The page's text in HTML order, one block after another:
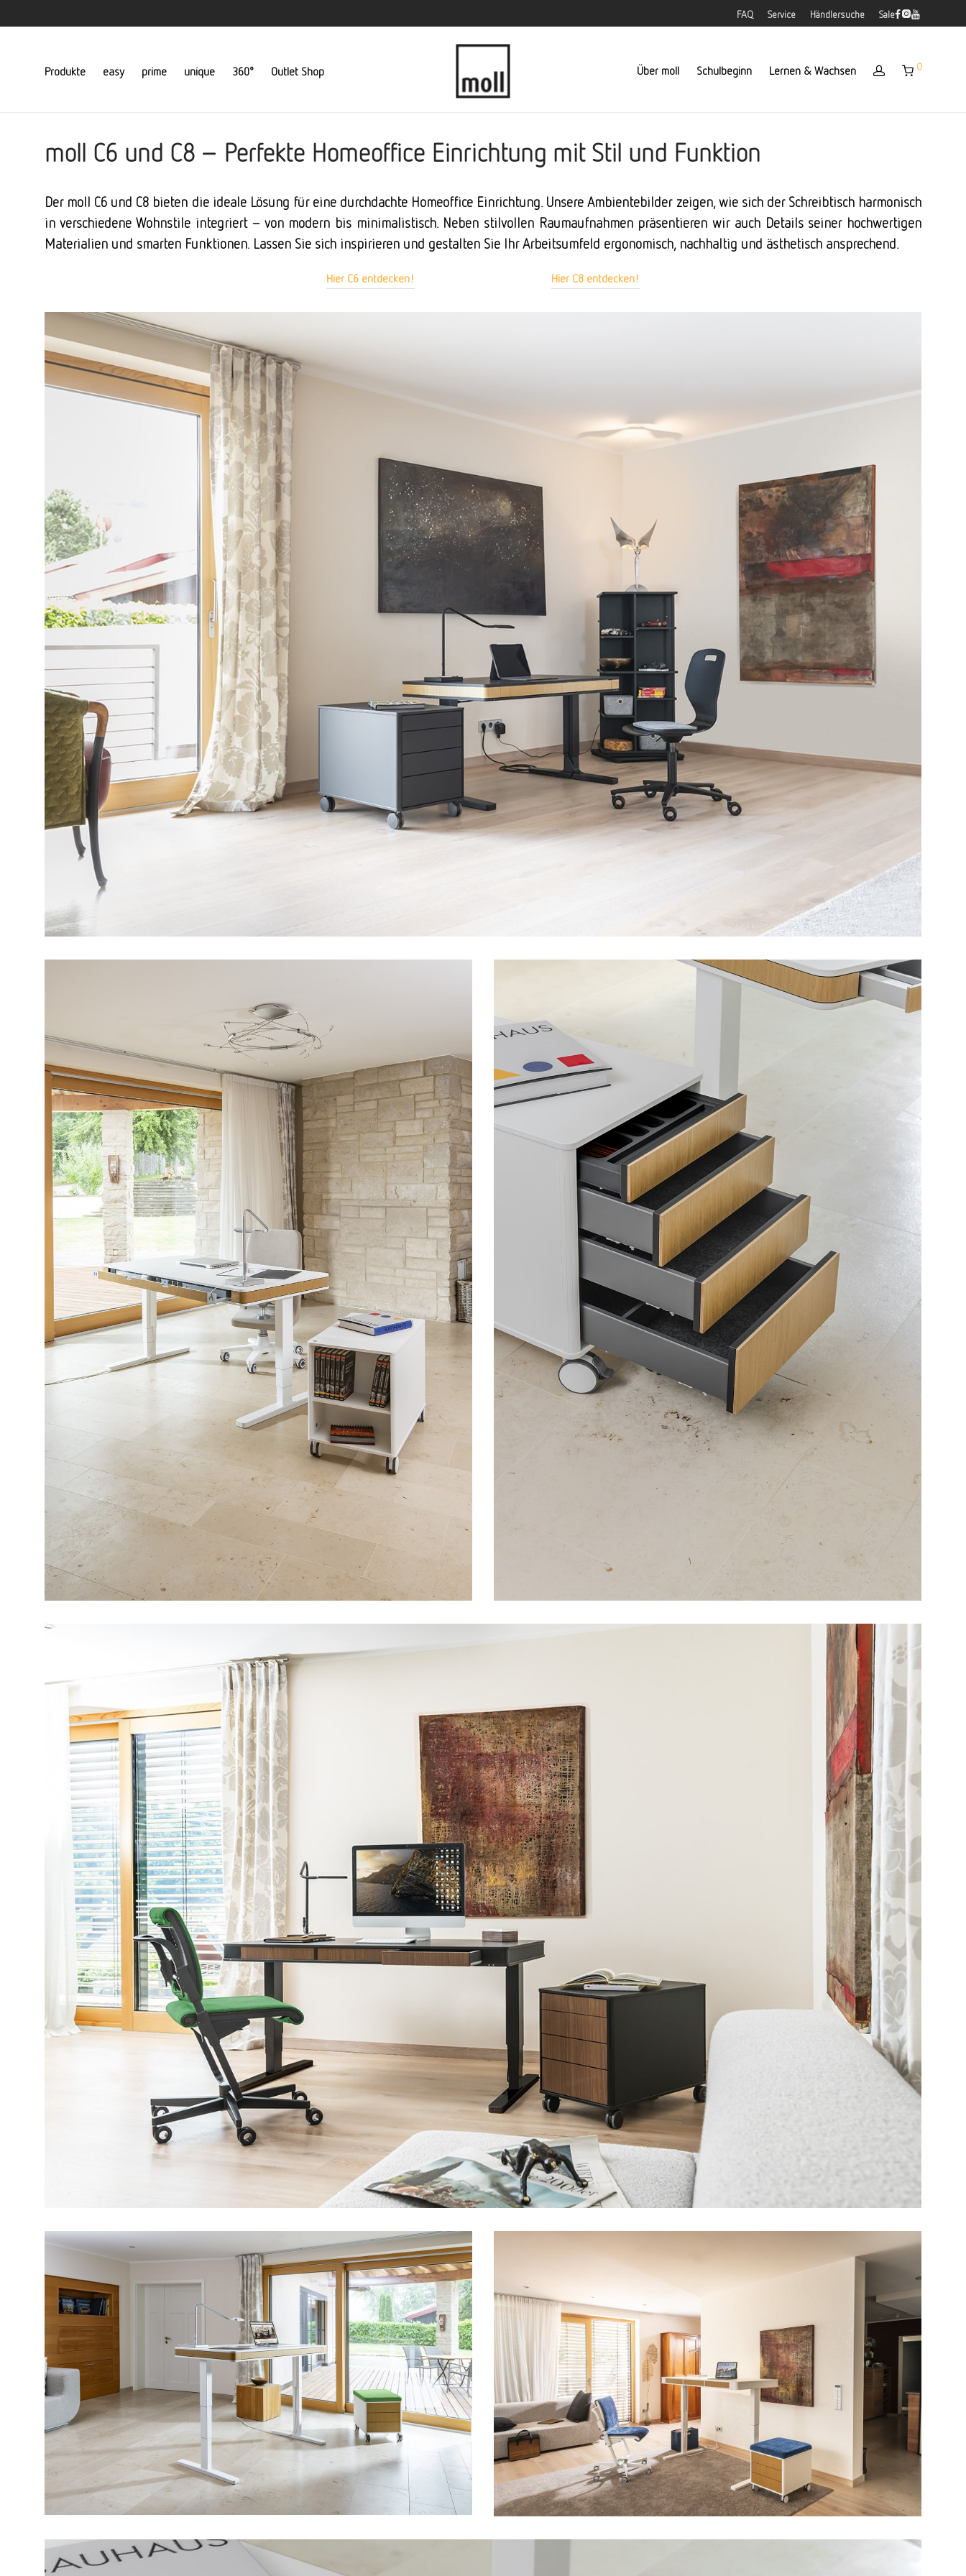
FAQ Service Händlersuche Sale
Produkte easy prime unique 360° Outlet Shop Über moll Schulbeginn Lernen & Wachsen 0
moll C6 und C8 – Perfekte Homeoffice Einrichtung mit Stil und Funktion
Der moll C6 und C8 bieten die ideale Lösung für eine durchdachte Homeoffice Einrichtung. Unsere Ambientebilder zeigen, wie sich der Schreibtisch harmonisch
in verschiedene Wohnstile integriert – von modern bis minimalistisch. Neben stilvollen Raumaufnahmen präsentieren wir auch Details seiner hochwertigen
Materialien und smarten Funktionen. Lassen Sie sich inspirieren und gestalten Sie Ihr Arbeitsumfeld ergonomisch, nachhaltig und ästhetisch ansprechend.
Hier C6 entdecken! Hier C8 entdecken!